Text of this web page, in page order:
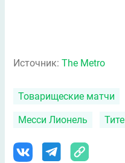
Источник: The Metro
Товарищеские матчи
Месси Лионель Тите